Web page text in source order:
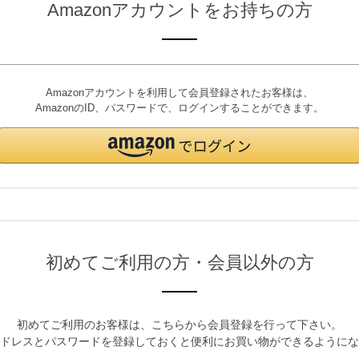
Amazonアカウントをお持ちの方
Amazonアカウントを利用して会員登録されたお客様は、
AmazonのID、パスワードで、ログインすることができます。
初めてご利用の方・会員以外の方
初めてご利用のお客様は、こちらから会員登録を行って下さい。
レスとパスワードを登録しておくと便利にお買い物ができるように